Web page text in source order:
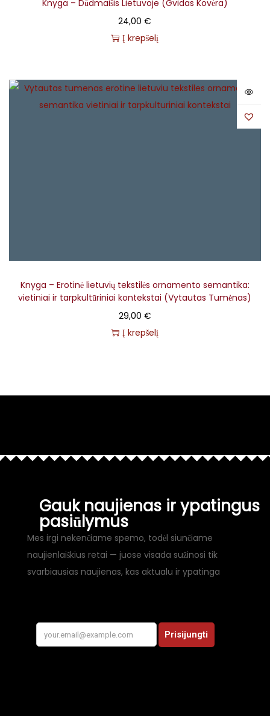
Knyga – Dūdmaišis Lietuvoje (Gvidas Kovėra)
24,00€
Į krepšelį
Knyga – Erotinė lietuvių tekstilės ornamento semantika:
vietiniai ir tarpkultūriniai kontekstai (Vytautas Tumėnas)
29,00 €
Į krepšelį
Gauk naujienas ir ypatingus
pasiūlymus
Mes irgi nekenčiame spemo, todėl siunčiame
naujienlaiškius retai — juose visada sužinosi tik
svarbiausias naujienas, kas aktualu ir ypatinga